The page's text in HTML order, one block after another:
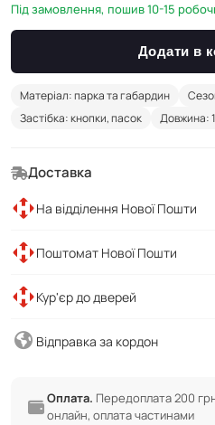
Під замовлення, пошив 10-15
Додати в
Матеріал: парка та габардин
Застібка: кнопки, пасок
Довжина:
Доставка
На відділення Нової Пошти
Поштомат Нової Пошти
Кур'єр до дверей
Відправка за кордон
Оплата. Передоплата 200
онлайн, оплата частинами